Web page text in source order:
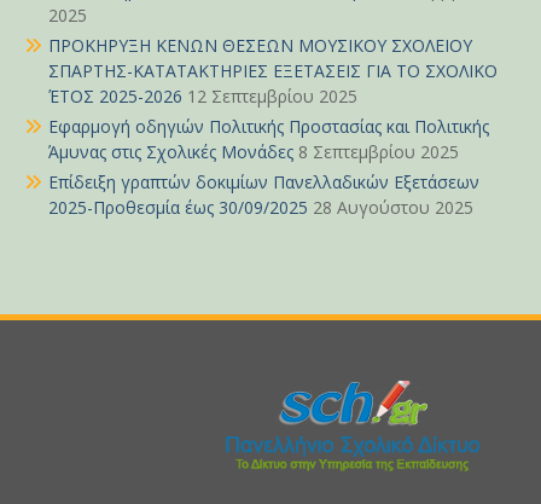
2025
ΠΡΟΚΗΡΥΞΗ ΚΕΝΩΝ ΘΕΣΕΩΝ ΜΟΥΣΙΚΟΥ ΣΧΟΛΕΙΟΥ
ΣΠΑΡΤΗΣ-ΚΑΤΑΤΑΚΤΗΡΙΕΣ ΕΞΕΤΑΣΕΙΣ ΓΙΑ ΤΟ ΣΧΟΛΙΚΟ
ΈΤΟΣ 2025-2026 12 Σεπτεμβρίου 2025
Εφαρμογή οδηγιών Πολιτικής Προστασίας και Πολιτικής
Άμυνας στις Σχολικές Μονάδες 8 Σεπτεμβρίου 2025
Επίδειξη γραπτών δοκιμίων Πανελλαδικών Εξετάσεων
2025-Προθεσμία έως 30/09/2025 28 Αυγούστου 2025